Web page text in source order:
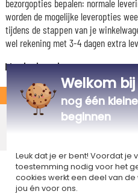
bezorgopties bepalen: normale
worden de mogelijke leveropties
tijdens de stappen van je
wel rekening met 3-4 dagen extra
Nederland
Voordelig
Geschatte
Voordelig
Geschatte
Welkom
nog één
beginnen
Leuk dat je er bent! Voordat
toestemming nodig voor het
cookies werkt een deel van
jou én voor ons.